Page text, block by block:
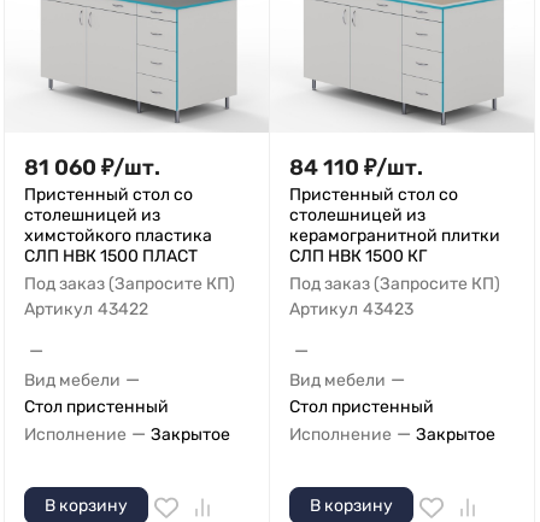
81 060 ₽/шт.
Пристенный стол со
столешницей из
химстойкого пластика
СЛП НВК 1500 ПЛАСТ
Под заказ (Запросите КП)
Артикул 43422
—
Вид мебели —
Стол пристенный
Исполнение — Закрытое
В корзину
84 110 ₽/шт.
Пристенный стол со
столешницей из
керамогранитной плитки
СЛП НВК 1500 КГ
Под заказ (Запросите КП)
Артикул 43423
—
Вид мебели —
Стол пристенный
Исполнение — Закрытое
В корзину